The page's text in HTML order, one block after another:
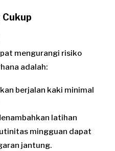
mengurangi risiko
adalah:
berjalan kaki minimal
latihan
mingguan dapat
jantung.